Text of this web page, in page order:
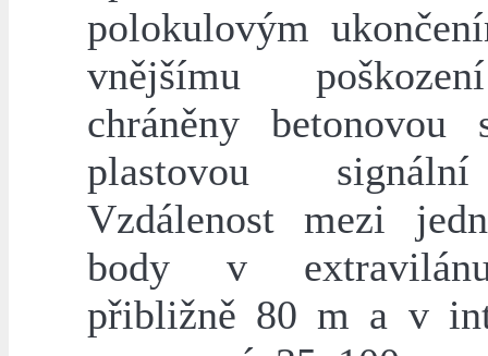
polokulovým
vnějšímu
chráněny betonovou
plastovou
Vzdálenost mezi
body v
přibližně 80 m a v